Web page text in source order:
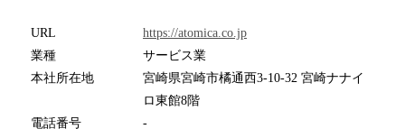
URL
https://atomica.co.jp
業種
サービス業
本社所在地
宮崎県宮崎市橘通西3-10-32 宮崎ナナイ
ロ東館8階
電話番号
-